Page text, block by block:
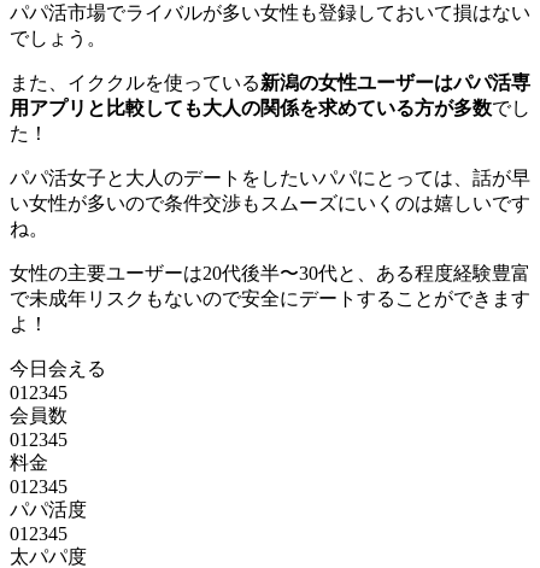
パパ活市場でライバルが多い女性も登録しておいて損はない
でしょう。
また、イククルを使っている新潟の女性ユーザーはパパ活専
用アプリと比較しても大人の関係を求めている方が多数でし
た！
パパ活女子と大人のデートをしたいパパにとっては、話が早
い女性が多いので条件交渉もスムーズにいくのは嬉しいです
ね。
女性の主要ユーザーは20代後半〜30代と、ある程度経験豊富
で未成年リスクもないので安全にデートすることができます
よ！
今日会える
01 2345
会員数
01 2345
料金
01 2345
パパ活度
01 2345
太パパ度